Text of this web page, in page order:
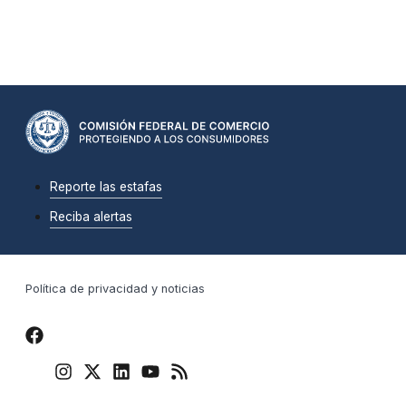
Reporte las estafas
Reciba alertas
Política de privacidad y noticias